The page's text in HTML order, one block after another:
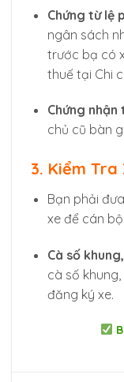
Chứng từ lệ
ngân sách
trước bạ có
thuế tại Chi
Chứng nhận
chủ cũ bàn
3. Kiểm Tra
Bạn phải
xe để cán
Cà số
cà số
đăng ký xe.